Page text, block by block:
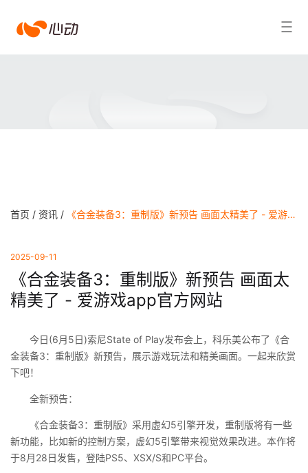
爱搜索结果
首页 / 资讯 / 《合金装备3：重制版》新预告 画面太精美了 - 爱游戏app官方网站
2025-09-11
《合金装备3：重制版》新预告 画面太
精美了 - 爱游戏app官方网站
今日(6月5日)索尼State of Play发布会上，科乐美公布了《合
金装备3：重制版》新预告，展示游戏玩法和精美画面。一起来欣赏
下吧！
全新预告：
《合金装备3：重制版》采用虚幻5引擎开发，重制版将有一些
新功能，比如新的控制方案，虚幻5引擎带来视觉效果改进。本作将
于8月28日发售，登陆PS5、XSX/S和PC平台。